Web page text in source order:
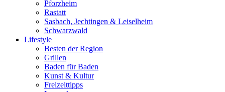
Pforzheim
Rastatt
Sasbach, Jechtingen & Leiselheim
Schwarzwald
Lifestyle
Besten der Region
Grillen
Baden für Baden
Kunst & Kultur
Freizeittipps